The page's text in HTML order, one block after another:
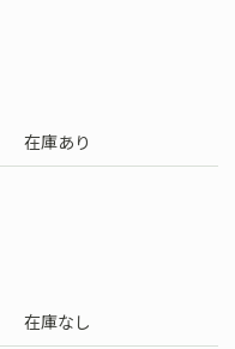
在庫あり
在庫なし